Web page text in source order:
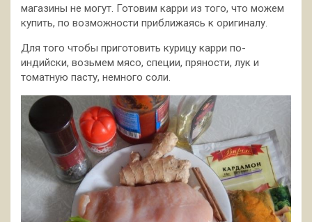
магазины не могут. Готовим карри из того, что можем
купить, по возможности приближаясь к оригиналу.
Для того чтобы приготовить курицу карри по-
индийски, возьмем мясо, специи, пряности, лук и
томатную пасту, немного соли.